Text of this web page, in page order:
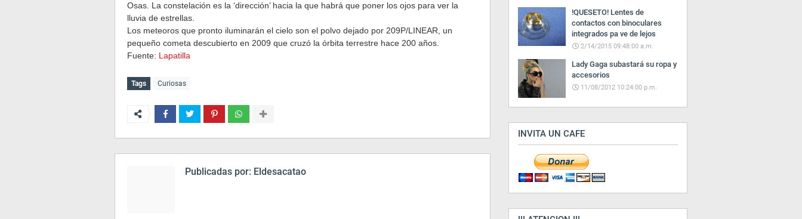
Osas. La constelación es la ‘dirección’ hacia la que habrá que poner los ojos para ver la
lluvia de estrellas.
Los meteoros que pronto iluminarán el cielo son el polvo dejado por 209P/LINEAR, un
pequeño cometa descubierto en 2009 que cruzó la órbita terrestre hace 200 años.
Fuente: Lapatilla
Tags Curiosas
Publicadas por: Eldesacatao
!QUESETO! Lentes de
contactos con binoculares
integrados pa ve de lejos
2/14/2015 09:48:00 a.m.
Lady Gaga subastará su ropa y
accesorios
11/08/2012 10:24:00 p.m.
INVITA UN CAFE